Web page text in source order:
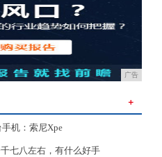
广告
＋
机：索尼Xpe
七八左右，有什么好手